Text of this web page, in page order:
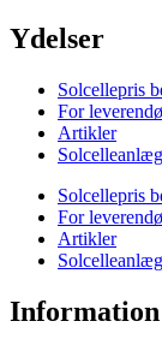
Ydelser
Solcellepris
For
Artikler
Solcellepris
For
Artikler
Information